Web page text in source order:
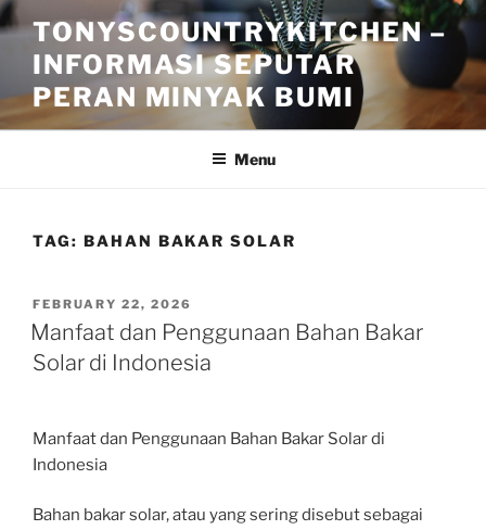
Skip
to
content
TONYSCOUNTRYKITCHEN –
INFORMASI SEPUTAR
PERAN MINYAK BUMI
Menu
TAG: BAHAN BAKAR SOLAR
POSTED
ON
FEBRUARY 22, 2026
Manfaat dan Penggunaan Bahan Bakar
Solar di Indonesia
Manfaat dan Penggunaan Bahan Bakar Solar di
Indonesia
Bahan bakar solar, atau yang sering disebut sebagai